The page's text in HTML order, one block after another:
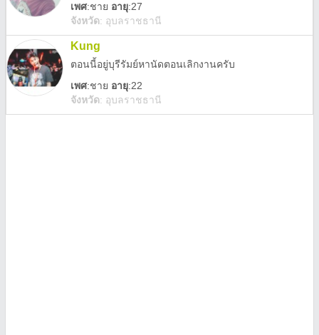
เพศ:ชาย อายุ:27
จังหวัด: อุบลราชธานี
Kung
ตอนนี้อยู่บุรีรัมย์หานัดตอนเลิกงานครับ
เพศ:ชาย อายุ:22
จังหวัด: อุบลราชธานี